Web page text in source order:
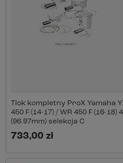
Tłok kompletny ProX Yamaha
450 F (14-17) / WR 450 F (16-18)
(96.97mm) selekcja C
733,00 zł